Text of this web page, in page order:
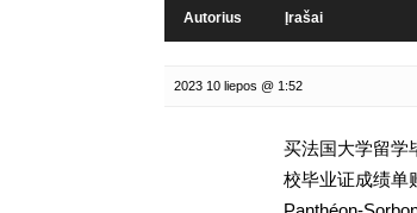
Autorius Įrašai
2023 10 liepos @ 1:52
买法国大学留学
校毕业证成绩单